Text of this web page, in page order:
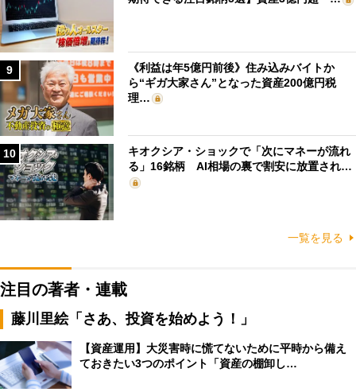
9
《利益は年5億円前後》住み込みバイトか
ら“ギガ大家さん”となった資産200億円税
理…
10
キオクシア・ショックで「次にマネーが流れ
る」16銘柄 AI相場の裏で割安に放置され…
一覧を見る
注目の著者・連載
藤川里絵「さあ、投資を始めよう！」
【資産運用】大災害時に慌てないために平時から備え
ておきたい3つのポイント「資産の棚卸し…